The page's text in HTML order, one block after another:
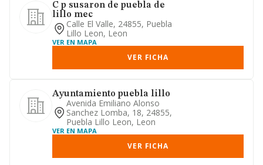
C p susaron de puebla de
lillo mec
Calle El Valle, 24855, Puebla
Lillo Leon, Leon
VER EN MAPA
VER FICHA
Ayuntamiento puebla lillo
Avenida Emiliano Alonso
Sanchez Lomba, 18, 24855,
Puebla Lillo Leon, Leon
VER EN MAPA
VER FICHA